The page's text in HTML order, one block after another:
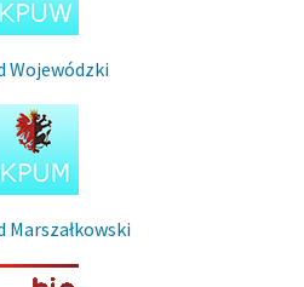
Wojewódzki
Marszałkowski